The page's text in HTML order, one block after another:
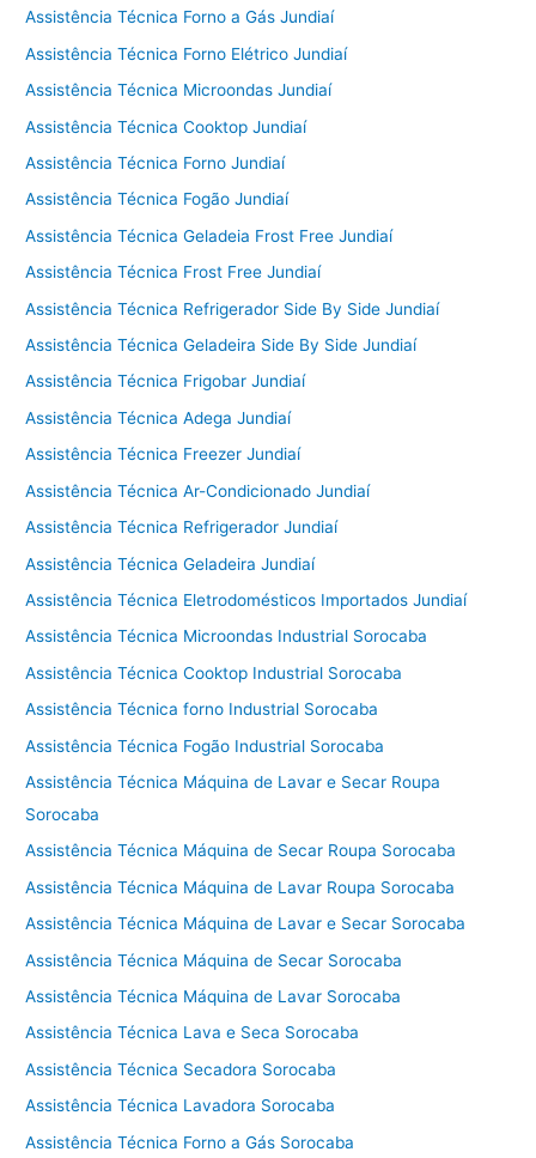
Assistência Técnica Forno a Gás Jundiaí
Assistência Técnica Forno Elétrico Jundiaí
Assistência Técnica Microondas Jundiaí
Assistência Técnica Cooktop Jundiaí
Assistência Técnica Forno Jundiaí
Assistência Técnica Fogão Jundiaí
Assistência Técnica Geladeia Frost Free Jundiaí
Assistência Técnica Frost Free Jundiaí
Assistência Técnica Refrigerador Side By Side Jundiaí
Assistência Técnica Geladeira Side By Side Jundiaí
Assistência Técnica Frigobar Jundiaí
Assistência Técnica Adega Jundiaí
Assistência Técnica Freezer Jundiaí
Assistência Técnica Ar-Condicionado Jundiaí
Assistência Técnica Refrigerador Jundiaí
Assistência Técnica Geladeira Jundiaí
Assistência Técnica Eletrodomésticos Importados Jundiaí
Assistência Técnica Microondas Industrial Sorocaba
Assistência Técnica Cooktop Industrial Sorocaba
Assistência Técnica forno Industrial Sorocaba
Assistência Técnica Fogão Industrial Sorocaba
Assistência Técnica Máquina de Lavar e Secar Roupa
Sorocaba
Assistência Técnica Máquina de Secar Roupa Sorocaba
Assistência Técnica Máquina de Lavar Roupa Sorocaba
Assistência Técnica Máquina de Lavar e Secar Sorocaba
Assistência Técnica Máquina de Secar Sorocaba
Assistência Técnica Máquina de Lavar Sorocaba
Assistência Técnica Lava e Seca Sorocaba
Assistência Técnica Secadora Sorocaba
Assistência Técnica Lavadora Sorocaba
Assistência Técnica Forno a Gás Sorocaba